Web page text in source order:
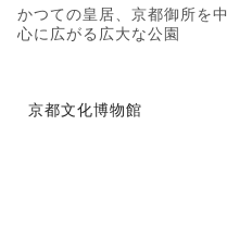
かつての皇居、京都御所を中
心に広がる広大な公園
京都文化博物館